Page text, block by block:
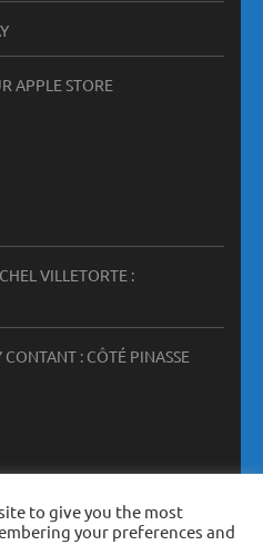
APPLE STORE
VILLETORTE :
: CÔTÉ PINASSE
to give you the most
your preferences and